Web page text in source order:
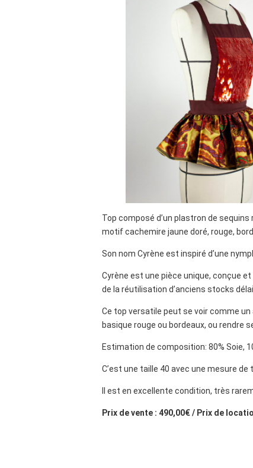
Top composé d’un plastron de
motif cachemire jaune doré, rouge,
Son nom Cyrène est inspiré d’une
Cyrène est une pièce unique, conçue
de la réutilisation d’anciens stocks
Ce top versatile peut se voir comme
basique rouge ou bordeaux, ou rendre
Estimation de composition: 80% Soie,
C’est une taille 40 avec une mesure
Il est en excellente condition, très
Prix de vente : 490,00€ / Prix de